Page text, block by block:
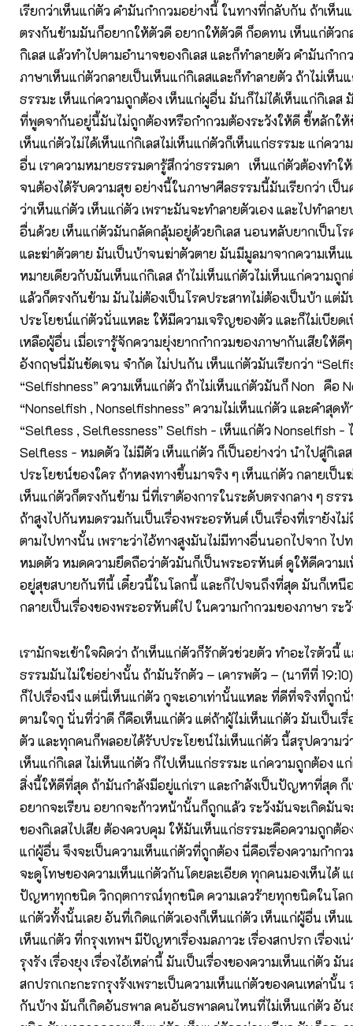
เรียกว่าเห็นแก่ตัว คำมันกำกวมอย่างนี้ ในทางที่กลับกัน ถ้าเห็น
ตรงกันข้ามมันก็อยากให้ตัวดี อยากให้ตัวดี ก็อดทน เห็นแก่ตัวก
กิเลส แล้วทำไปตามอำนาจของกิเลส และก็ทำลายตัว คำมันกำ
ภาษาเห็นแก่ตัวกลายเป็นเห็นแก่กิเลสและก็ทำลายตัว ถ้าไม่เห็น
ธรรมะ เห็นแก่ความถูกต้อง เห็นแก่ผูอื่น มันก็ไม่ได้เห็นแก่กิเลส
ที่พูดจากันอยู่นี้มันไม่ถูกต้องหรือกำกวมต้องระวังให้ดี ชี้หลักให้
เห็นแก่ตัวไม่ได้เห็นแก่กิเลสไม่เห็นแก่ตัวก็เห็นแก่ธรรมะ แก่ควา
อื่น เราความหมายธรรมดารู้สึกว่าธรรมดา เห็นแก่ตัวต้องทำใ
จนต้องได้รับความสุข อย่างนี้ในภาษาศีลธรรมนี้มันเรียกว่า เป็
ว่าเห็นแก่ตัว เห็นแก่ตัว เพราะมันจะทำลายตัวเอง และไปทำลา
อื่นด้วย เห็นแก่ตัวมันกลัดกลุ้มอยู่ด้วยกิเลส นอนหลับยากเป็นโร
และฆ่าตัวตาย มันเป็นบ้าจนฆ่าตัวตาย มันมีมูลมาจากความเห็น
หมายเดียวกับมันเห็นแก่กิเลส ถ้าไม่เห็นแก่ตัวไม่เห็นแก่ความถู
แล้วก็ตรงกันข้าม มันไม่ต้องเป็นโรคประสาทไม่ต้องเป็นบ้า แต่
ประโยชน์แก่ตัวนั่นแหละ ให้มีความเจริญของตัว และก็ไม่เบียด
เหลือผู้อื่น เมื่อเรารู้จักความยุ่งยากกำกวมของภาษากันเสียให้ดี
อังกฤษนี่มันชัดเจน จำกัด ไม่ปนกัน เห็นแก่ตัวมันเรียกว่า
“Selfishness” ความเห็นแก่ตัว ถ้าไม่เห็นแก่ตัวมันก็ Non คือ
“Nonselfish , Nonselfishness” ความไม่เห็นแก่ตัว และคำสุดท้
“Selfless , Selflessness” Selfish - เห็นแก่ตัว Nonselfish -
Selfless - หมดตัว ไม่มีตัว เห็นแก่ตัว ก็เป็นอย่างว่า นำไปสู่กิเล
ประโยชน์ของใคร ถ้าหลงทางขึ้นมาจริง ๆ เห็นแก่ตัว กลายเป็น
เห็นแก่ตัวก็ตรงกันข้าม นี่ที่เราต้องการในระดับตรงกลาง ๆ ธรร
ถ้าสูงไปกันหมดรวมกันเป็นเรื่องพระอรหันต์ เป็นเรื่องที่เรายังไ
ตามไปทางนั้น เพราะว่าไอ้ทางสูงมันไม่มีทางอื่นนอกไปจาก ไป
หมดตัว หมดความยึดถือว่าตัวมันก็เป็นพระอรหันต์ ดูให้ดีความ
อยู่สุขสบายกันทีนี้ เดี๋ยวนี้ในโลกนี้ และก็ไปจนถึงที่สุด มันก็เหนื
กลายเป็นเรื่องของพระอรหันต์ไป ในความกำกวมของภาษา ระ
เรามักจะเข้าใจผิดว่า ถ้าเห็นแก่ตัวก็รักตัวช่วยตัว ทำอะไรตัวนี้
ธรรมมันไม่ใช่อย่างนั้น ถ้ามันรักตัว – เคารพตัว – (นาทีที่
ก็ไปเรื่องนึง แต่นี่เห็นแก่ตัว กูจะเอาเท่านั้นแหละ ที่ดีที่จริงที่ถูก
ตามใจกู นั่นที่ว่าดี ก็คือเห็นแก่ตัว แต่ถ้าผู้ไม่เห็นแก่ตัว มันเป็นเรื่
ตัว และทุกคนก็พลอยได้รับประโยชน์ไม่เห็นแก่ตัว นี้สรุปความว่
เห็นแก่กิเลส ไม่เห็นแก่ตัว ก็ไปเห็นแก่ธรรมะ แก่ความถูกต้อง แ
สิ่งนี้ให้ดีที่สุด ถ้ามันกำลังมีอยู่แก่เรา และกำลังเป็นปัญหาที่สุด ก็
อยากจะเรียน อยากจะก้าวหน้านั้นก็ถูกแล้ว ระวังมันจะเกิดมันจ
ของกิเลสไปเสีย ต้องควบคุม ให้มันเห็นแก่ธรรมะคือความถูกต้อ
แก่ผู้อื่น จึงจะเป็นความเห็นแก่ตัวที่ถูกต้อง นี่คือเรื่องความกำก
จะดูโทษของความเห็นแก่ตัวกันโดยละเอียด ทุกคนมองเห็นได้
ปัญหาทุกชนิด วิกฤตการณ์ทุกชนิด ความเลวร้ายทุกชนิดในโลก
แก่ตัวทั้งนั้นเลย อันที่เกิดแก่ตัวเองก็เห็นแก่ตัว เห็นแก่ผู้อื่น เห็น
เห็นแก่ตัว ที่กรุงเทพฯ มีปัญหาเรื่องมลภาวะ เรื่องสกปรก เรื่องเน่
รุงรัง เรื่องยุง เรื่องไอ้เหล่านี้ มันเป็นเรื่องของความเห็นแก่ตัว
สกปรกเกะกะรกรุงรังเพราะเป็นความเห็นแก่ตัวของคนเหล่านั้
กันบ้าง มันก็เกิดอันธพาล คนอันธพาลคนไหนที่ไม่เห็นแก่ตัว อัน